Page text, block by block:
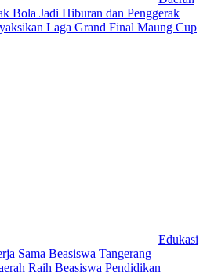
Bola Jadi Hiburan dan Penggerak
Laga Grand Final Maung Cup
Edukasi
Sama Beasiswa Tangerang
Raih Beasiswa Pendidikan